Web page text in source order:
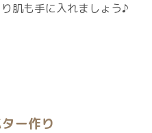
肌も手に入れましょう♪
ー作り